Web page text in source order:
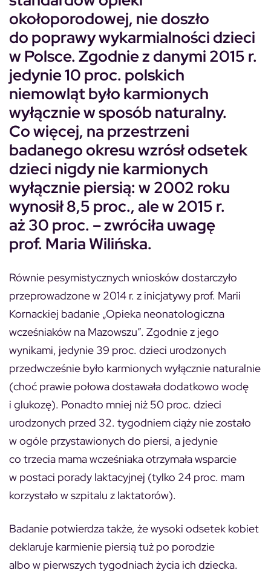
okołoporodowej, nie doszło
do poprawy wykarmialności dzieci
w Polsce. Zgodnie z danymi 2015 r.
jedynie 10 proc. polskich
niemowląt było karmionych
wyłącznie w sposób naturalny.
Co więcej, na przestrzeni
badanego okresu wzrósł odsetek
dzieci nigdy nie karmionych
wyłącznie piersią: w 2002 roku
wynosił 8,5 proc., ale w 2015 r.
aż 30 proc. – zwróciła uwagę
prof. Maria Wilińska.
Równie pesymistycznych wniosków dostarczyło
przeprowadzone w 2014 r. z inicjatywy prof. Marii
Kornackiej badanie „Opieka neonatologiczna
wcześniaków na Mazowszu”. Zgodnie z jego
wynikami, jedynie 39 proc. dzieci urodzonych
przedwcześnie było karmionych wyłącznie naturalnie
(choć prawie połowa dostawała dodatkowo wodę
i glukozę). Ponadto mniej niż 50 proc. dzieci
urodzonych przed 32. tygodniem ciąży nie zostało
w ogóle przystawionych do piersi, a jedynie
co trzecia mama wcześniaka otrzymała wsparcie
w postaci porady laktacyjnej (tylko 24 proc. mam
korzystało w szpitalu z laktatorów).
Badanie potwierdza także, że wysoki odsetek kobiet
deklaruje karmienie piersią tuż po porodzie
albo w pierwszych tygodniach życia ich dziecka.